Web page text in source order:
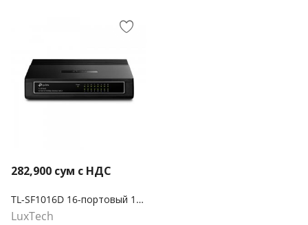
282,900 сум с НДС
TL-SF1016D 16-портовый 10/100 Мбит/с настольный коммутатор
LuxTech